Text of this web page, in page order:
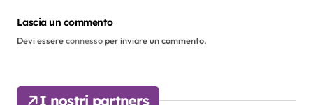
o
n
e
Lascia un commento
Devi essereconnessoper inviare un commento.
I nostri partners